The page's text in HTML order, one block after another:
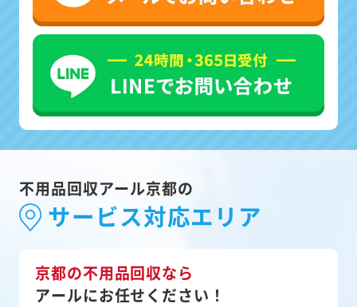
不用品回収アール京都の
サービス対応エリア
京都の不用品回収なら
アールにお任せください！